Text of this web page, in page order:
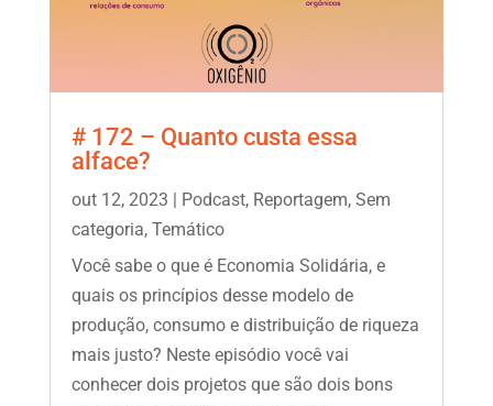
# 172 – Quanto custa essa
alface?
out 12, 2023 Podcast, Reportagem, Sem
categoria, Temático
Você sabe o que é Economia Solidária, e
quais os princípios desse modelo de
produção, consumo e distribuição de riqueza
mais justo? Neste episódio você vai
conhecer dois projetos que são dois bons